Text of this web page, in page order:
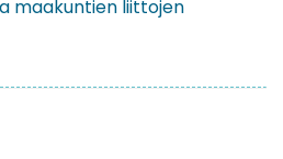
maakuntien liittojen